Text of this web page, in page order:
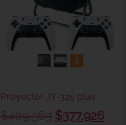
Proyector JY-325 plus
$409.563 $377.926